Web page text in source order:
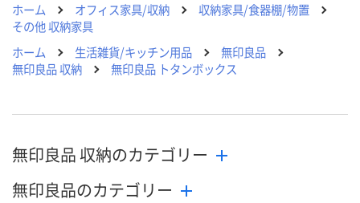
ホーム オフィス家具/収納
収納家具/食器棚/物置
その他 収納家具
ホーム
生活雑貨/キッチン用品
無印良品
無印良品 収納
無印良品 トタンボックス
無印良品 収納のカテゴリー
無印良品のカテゴリー